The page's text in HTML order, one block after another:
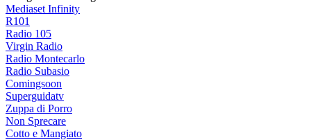
Mediaset Infinity
R101
Radio 105
Virgin Radio
Radio Montecarlo
Radio Subasio
Comingsoon
Superguidatv
Zuppa di Porro
Non Sprecare
Cotto e Mangiato